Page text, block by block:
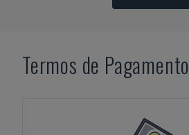
Termos de Pagamento